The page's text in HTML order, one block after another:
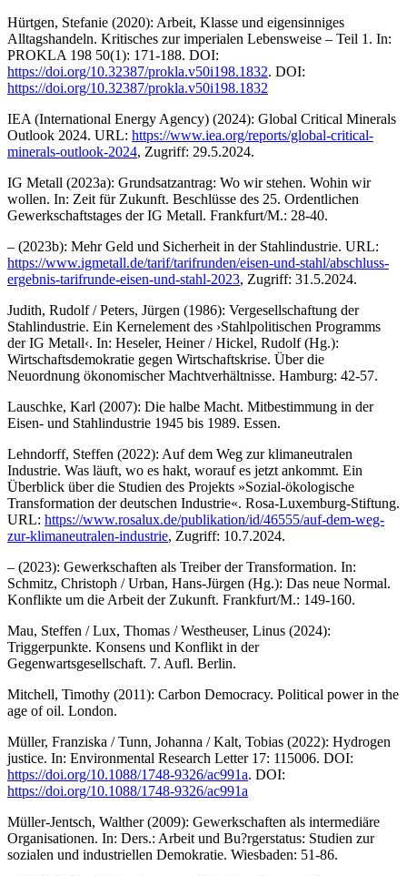
Hürtgen, Stefanie (2020): Arbeit, Klasse und eigensinniges
Alltagshandeln. Kritisches zur imperialen Lebensweise – Teil 1. In:
PROKLA 198 50(1): 171-188. DOI:
https://doi.org/10.32387/prokla.v50i198.1832. DOI:
https://doi.org/10.32387/prokla.v50i198.1832
IEA (International Energy Agency) (2024): Global Critical Minerals
Outlook 2024. URL: https://www.iea.org/reports/global-critical-
minerals-outlook-2024, Zugriff: 29.5.2024.
IG Metall (2023a): Grundsatzantrag: Wo wir stehen. Wohin wir
wollen. In: Zeit für Zukunft. Beschlüsse des 25. Ordentlichen
Gewerkschaftstages der IG Metall. Frankfurt/M.: 28-40.
– (2023b): Mehr Geld und Sicherheit in der Stahlindustrie. URL:
https://www.igmetall.de/tarif/tarifrunden/eisen-und-stahl/abschluss-
ergebnis-tarifrunde-eisen-und-stahl-2023, Zugriff: 31.5.2024.
Judith, Rudolf / Peters, Jürgen (1986): Vergesellschaftung der
Stahlindustrie. Ein Kernelement des ›Stahlpolitischen Programms
der IG Metall‹. In: Heseler, Heiner / Hickel, Rudolf (Hg.):
Wirtschaftsdemokratie gegen Wirtschaftskrise. Über die
Neuordnung ökonomischer Machtverhältnisse. Hamburg: 42-57.
Lauschke, Karl (2007): Die halbe Macht. Mitbestimmung in der
Eisen- und Stahlindustrie 1945 bis 1989. Essen.
Lehndorff, Steffen (2022): Auf dem Weg zur klimaneutralen
Industrie. Was läuft, wo es hakt, worauf es jetzt ankommt. Ein
Überblick über die Studien des Projekts »Sozial-ökologische
Transformation der deutschen Industrie«. Rosa-Luxemburg-Stiftung.
URL: https://www.rosalux.de/publikation/id/46555/auf-dem-weg-
zur-klimaneutralen-industrie, Zugriff: 10.7.2024.
– (2023): Gewerkschaften als Treiber der Transformation. In:
Schmitz, Christoph / Urban, Hans-Jürgen (Hg.): Das neue Normal.
Konflikte um die Arbeit der Zukunft. Frankfurt/M.: 149-160.
Mau, Steffen / Lux, Thomas / Westheuser, Linus (2024):
Triggerpunkte. Konsens und Konflikt in der
Gegenwartsgesellschaft. 7. Aufl. Berlin.
Mitchell, Timothy (2011): Carbon Democracy. Political power in the
age of oil. London.
Müller, Franziska / Tunn, Johanna / Kalt, Tobias (2022): Hydrogen
justice. In: Environmental Research Letter 17: 115006. DOI:
https://doi.org/10.1088/1748-9326/ac991a. DOI:
https://doi.org/10.1088/1748-9326/ac991a
Müller-Jentsch, Walther (2009): Gewerkschaften als intermediäre
Organisationen. In: Ders.: Arbeit und Bu?rgerstatus: Studien zur
sozialen und industriellen Demokratie. Wiesbaden: 51-86.